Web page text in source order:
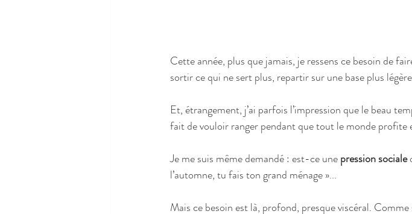
Cette année, plus que jamais, je ressens ce besoin de
sortir ce qui ne sert plus, repartir sur une base plus
Et, étrangement, j’ai parfois l’impression que le beau
fait de vouloir ranger pendant que tout le monde profite
Je me suis même demandé : est-ce une pression sociale
l’automne, tu fais ton grand ménage »...
Mais ce besoin est là, profond, presque viscéral. Comme